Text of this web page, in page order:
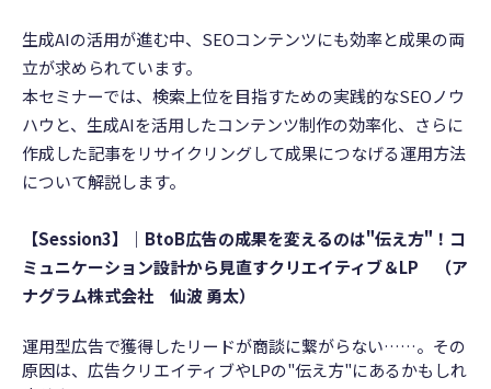
生成AIの活用が進む中、SEOコンテンツにも効率と成果の両
立が求められています。
本セミナーでは、検索上位を目指すための実践的なSEOノウ
ハウと、生成AIを活用したコンテンツ制作の効率化、さらに
作成した記事をリサイクリングして成果につなげる運用方法
について解説します。
【Session3】｜ BtoB広告の成果を変えるのは"伝え方"！コ
ミュニケーション設計から見直すクリエイティブ＆LP （ア
ナグラム株式会社 仙波 勇太）
運用型広告で獲得したリードが商談に繋がらない……。その
原因は、広告クリエイティブやLPの"伝え方"にあるかもしれ